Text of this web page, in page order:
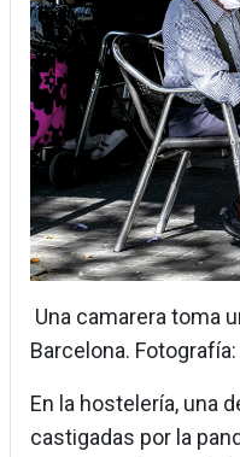
Una camarera toma
Barcelona.
En la hostelería, una
castigadas por la